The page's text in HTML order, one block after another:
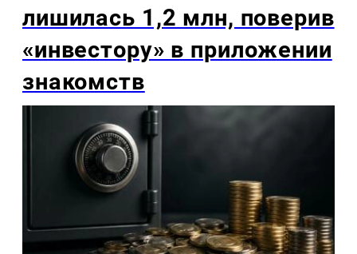
лишилась 1,2 млн, поверив
«инвестору» в приложении
знакомств